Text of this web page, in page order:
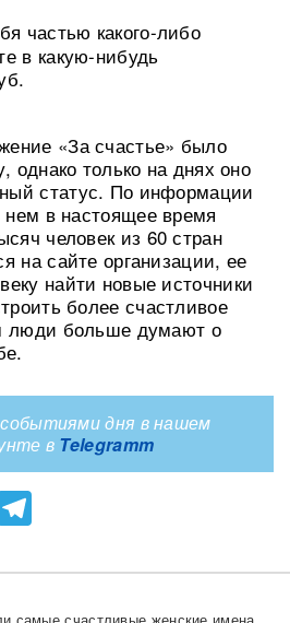
частью какого-либо
в какую-нибудь
«За счастье» было
однако только на днях оно
статус. По информации
нем в настоящее время
человек из 60 стран
на сайте организации, ее
найти новые источники
более счастливое
люди больше думают о
дня в нашем
в Telegramm